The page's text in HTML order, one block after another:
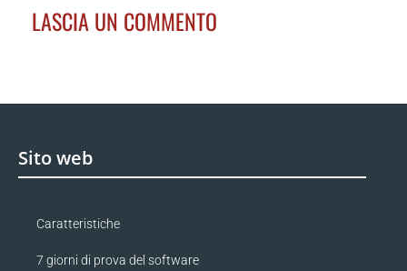
LASCIA UN COMMENTO
Sito web
Caratteristiche
7 giorni di prova del software